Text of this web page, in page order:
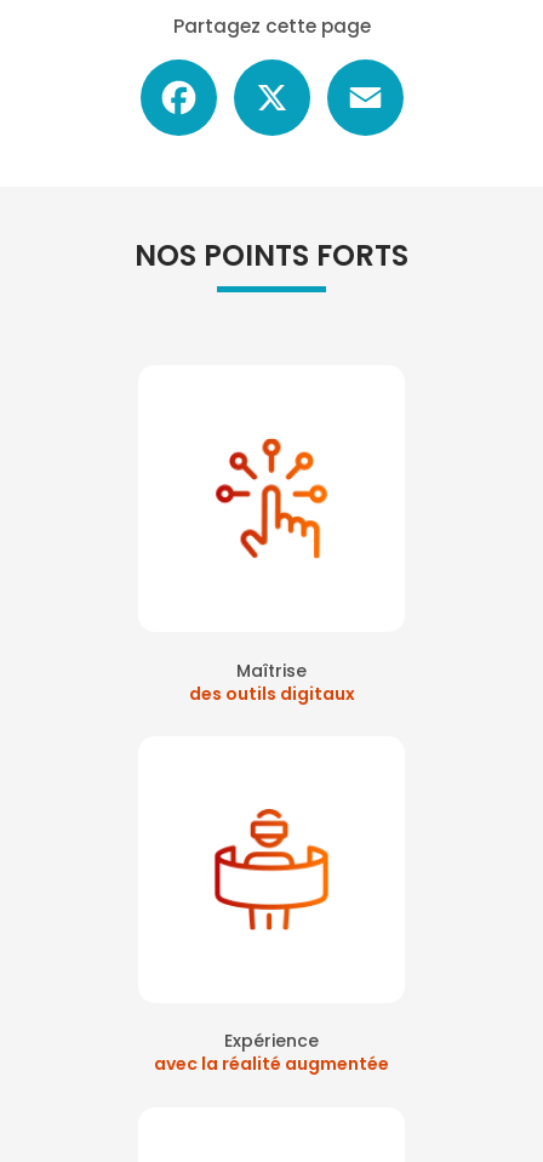
Partagez cette page
Facebook
NOS POINTS FORTS
Maîtrise
des outils digitaux
Expérience
avec la réalité augmentée